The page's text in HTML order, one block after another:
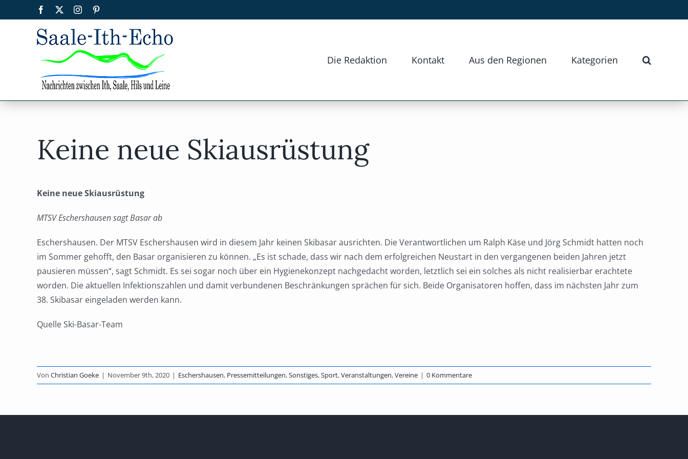
Inhalt
Facebook Instagram
Die Redaktion Kontakt Aus den Regionen Kategorien
Keine neue Skiausrüstung
Keine neue Skiausrüstung
MTSV Eschershausen sagt Basar ab
Eschershausen. Der MTSV Eschershausen wird in diesem Jahr keinen Skibasar ausrichten. Die Verantwortlichen um Ralph Käse und Jörg Schmidt hatten noch
im Sommer gehofft, den Basar organisieren zu können. „Es ist schade, dass wir nach dem erfolgreichen Neustart in den vergangenen beiden Jahren jetzt
pausieren müssen“, sagt Schmidt. Es sei sogar noch über ein Hygienekonzept nachgedacht worden, letztlich sei ein solches als nicht realisierbar erachtete
worden. Die aktuellen Infektionszahlen und damit verbundenen Beschränkungen sprächen für sich. Beide Organisatoren hoffen, dass im nächsten Jahr zum
38. Skibasar eingeladen werden kann.
Quelle Ski-Basar-Team
Von Christian Goeke | November 9th, 2020 | Eschershausen, Pressemitteilungen,Sonstiges,Sport,Veranstaltungen,Vereine | 0 Kommentare